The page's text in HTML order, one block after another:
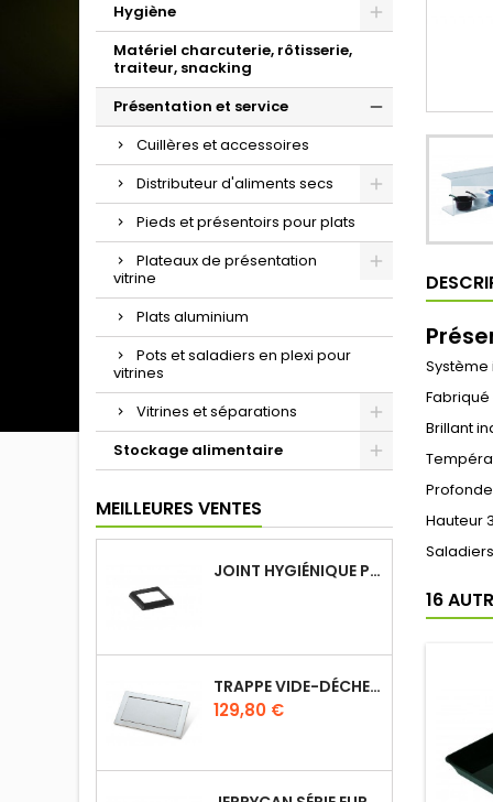
Hygiène
Matériel charcuterie, rôtisserie,
traiteur, snacking
Présentation et service
Cuillères et accessoires
Distributeur d'aliments secs
Pieds et présentoirs pour plats
Plateaux de présentation
vitrine
Plats aluminium
Pots et saladiers en plexi pour
vitrines
Vitrines et séparations
Stockage alimentaire
MEILLEURES VENTES
JOINT HYGIÉNIQUE POUR ANNEAU TUBE 40 X 40 MM NOIR
TRAPPE VIDE-DÉCHETS BASCULANT ENCASTRABLE EN INOX
Prix
129,80 €
Brillant
Hauteur
16